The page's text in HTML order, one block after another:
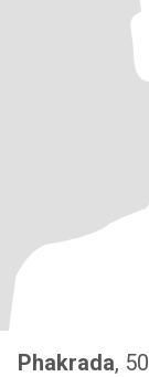
Phakrada, 50